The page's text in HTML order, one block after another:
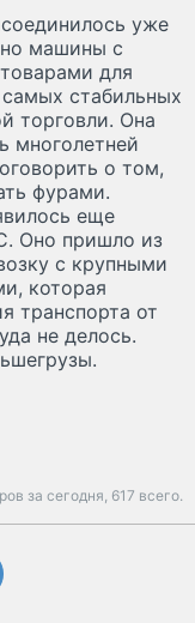
уже
машины с
для
стабильных
торговли. Она
многолетней
о том,
фурами.
еще
Оно пришло из
с крупными
которая
транспорта от
не делось.
за сегодня, 617 всего.